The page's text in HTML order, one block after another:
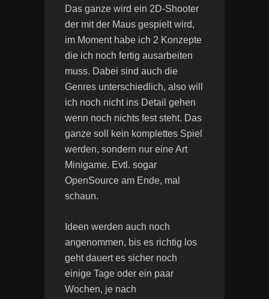
Das ganze wird ein 2D-Shooter
der mit der Maus gespielt wird,
im Moment habe ich 2 Konzepte
die ich noch fertig ausarbeiten
muss. Dabei sind auch die
Genres unterschiedlich, also will
ich noch nicht ins Detail gehen
wenn noch nichts fest steht. Das
ganze soll kein komplettes Spiel
werden, sondern nur eine Art
Minigame. Evtl. sogar
OpenSource am Ende, mal
schaun.
Ideen werden auch noch
angenommen, bis es richtig los
geht dauert es sicher noch
einige Tage oder ein paar
Wochen, je nach